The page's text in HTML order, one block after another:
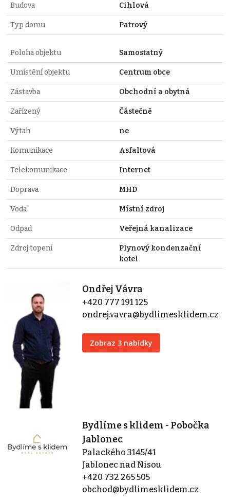
Budova Cihlová
Typ domu Patrový
Poloha objektu Samostatný
Umístění objektu Centrum obce
Zástavba Obchodní a obytná
Zařízený Částečně
Výtah ne
Komunikace Asfaltová
Telekomunikace Internet
Doprava MHD
Voda Místní zdroj
Odpad Veřejná kanalizace
Zdroj topení
Plynový kondenzační
kotel
Ondřej Vávra
+420 777 191 125
ondrej.vavra@bydlimesklidem.cz
Zobraz 3 nabídky
Bydlíme s klidem - Pobočka
Jablonec
Palackého 3145/41
Jablonec nad Nisou
+420 732 265 505
obchod@bydlimesklidem.cz